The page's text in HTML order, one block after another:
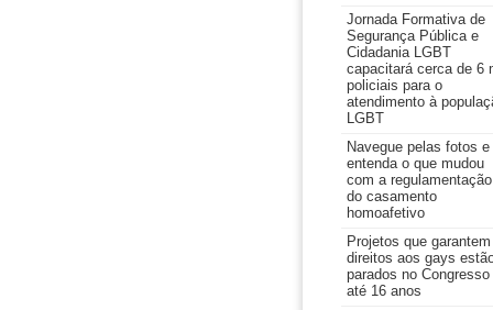
Jornada Formativa de
Segurança Pública e
Cidadania LGBT
capacitará cerca de 6
policiais para o
atendimento à
LGBT
Navegue pelas fotos e
entenda o que mudou
com a regulamentação
do casamento
homoafetivo
Projetos que garantem
direitos aos gays
parados no Congresso
até 16 anos